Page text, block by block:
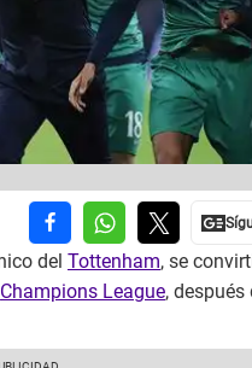
del Tottenham, se
Champions League, después